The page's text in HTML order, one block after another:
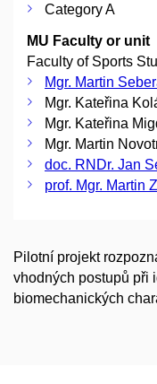
Category A
MU Faculty or unit
Faculty of Sports
Mgr. Martin
Mgr. Kateřina
Mgr. Kateřina
Mgr. Martin
doc. RNDr. Jan
prof. Mgr. Martin
Pilotní projekt
vhodných postupů při
biomechanických